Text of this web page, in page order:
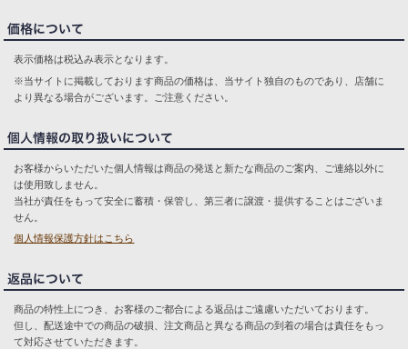
表示価格は税込み表示となります。
※当サイトに掲載しております商品の価格は、当サイト独自のものであり、店舗に
より異なる場合がございます。ご注意ください。
お客様からいただいた個人情報は商品の発送と新たな商品のご案内、ご連絡以外に
は使用致しません。
当社が責任をもって安全に蓄積・保管し、第三者に譲渡・提供することはございま
せん。
個人情報保護方針はこちら
商品の特性上につき、お客様のご都合による返品はご遠慮いただいております。
但し、配送途中での商品の破損、注文商品と異なる商品の到着の場合は責任をもっ
て対応させていただきます。